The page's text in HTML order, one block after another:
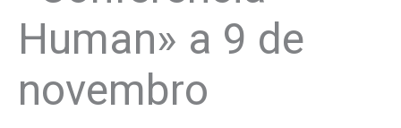
Human» a 9 de
novembro